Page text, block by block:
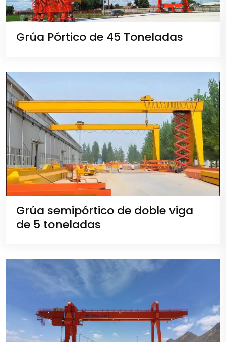
Grúa Pórtico de 45 Toneladas
Grúa semipórtico de doble viga
de 5 toneladas